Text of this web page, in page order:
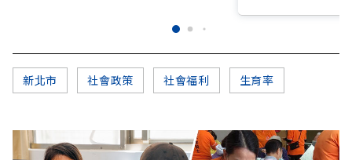
新北市 社會政策 社會福利 生育率